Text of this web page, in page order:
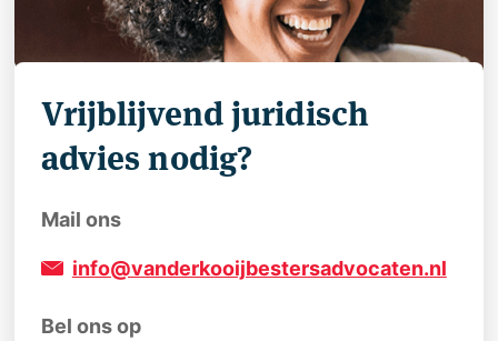
Vrijblijvend juridisch
advies nodig?
Mail ons
info@vanderkooijbestersadvocaten.nl
Bel ons op